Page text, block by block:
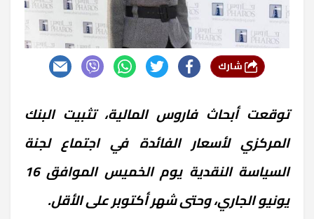
توقعت أبحاث فاروس المالية، تثبيت البنك
المركزي لأسعار الفائدة في اجتماع لجنة
السياسة النقدية يوم الخميس الموافق 16
يونيو الجاري، وحتى شهر أكتوبر على الأقل.